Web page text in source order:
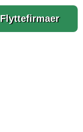
Flyttefirmaer